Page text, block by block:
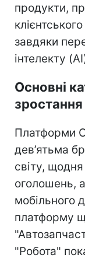
продукти,
завдяки
інтелекту
Основні
зростання
Платформи
дев’ятьма
світу,
оголошень,
мобільного
платформу
"Робота"